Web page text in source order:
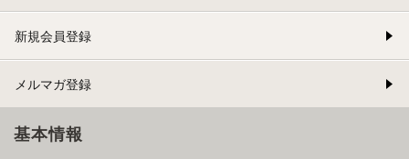
新規会員登録
メルマガ登録
基本情報